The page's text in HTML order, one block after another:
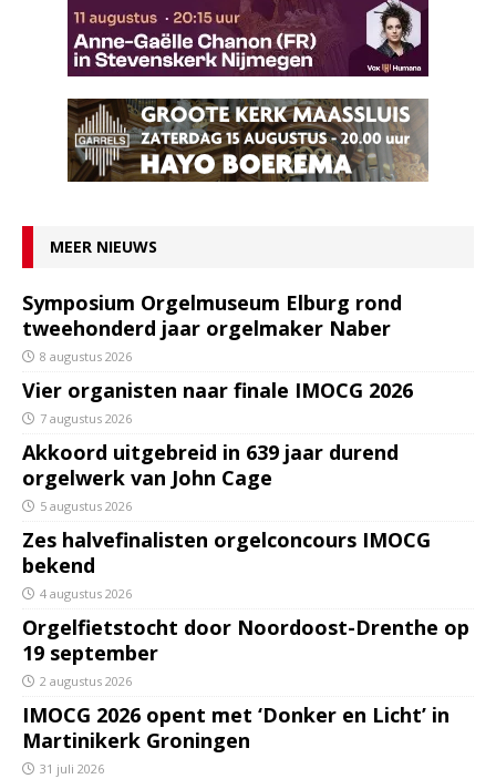
MEER NIEUWS
Symposium Orgelmuseum Elburg rond
tweehonderd jaar orgelmaker Naber
8 augustus 2026
Vier organisten naar finale IMOCG 2026
7 augustus 2026
Akkoord uitgebreid in 639 jaar durend
orgelwerk van John Cage
5 augustus 2026
Zes halvefinalisten orgelconcours IMOCG
bekend
4 augustus 2026
Orgelfietstocht door Noordoost-Drenthe op
19 september
2 augustus 2026
IMOCG 2026 opent met ‘Donker en Licht’ in
Martinikerk Groningen
31 juli 2026